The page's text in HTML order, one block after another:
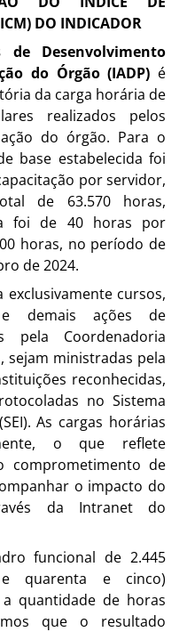
DO INDICADOR
de Desenvolvimento
do Órgão (IADP) é
da carga horária de
realizados pelos
do órgão. Para o
base estabelecida foi
por servidor,
de 63.570 horas,
foi de 40 horas por
horas, no período de
de 2024.
exclusivamente cursos,
e demais ações de
pela Coordenadoria
sejam ministradas pela
reconhecidas,
no Sistema
As cargas horárias
o que reflete
comprometimento de
o impacto do
da Intranet do
funcional de 2.445
quarenta e cinco)
quantidade de horas
que o resultado